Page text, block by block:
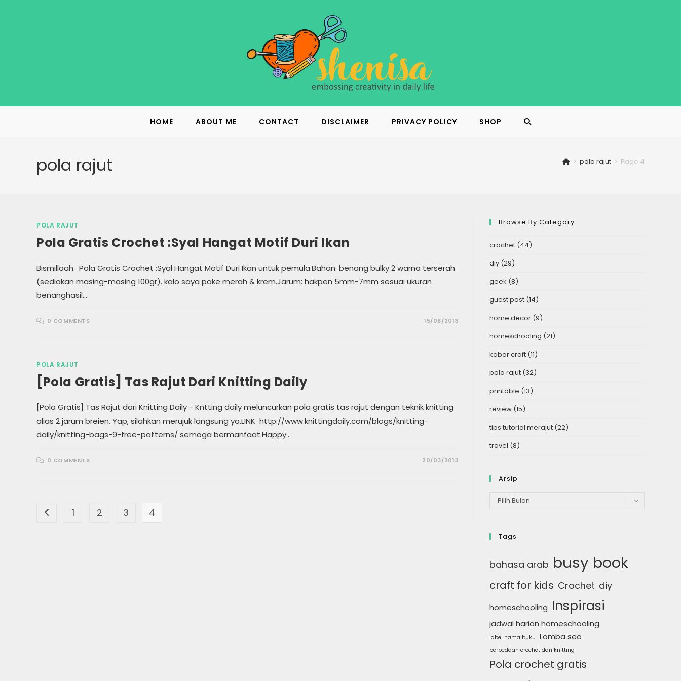
HOME ABOUT ME CONTACT DISCLAIMER PRIVACY POLICY SHOP TOGGLE
pola rajut > pola rajut > Page 4
POLA RAJUT
Pola Gratis Crochet :Syal Hangat Motif Duri Ikan
Bismillaah. Pola Gratis Crochet :Syal Hangat Motif Duri Ikan untuk pemula.Bahan: benang bulky 2 warna terserah
(sediakan masing-masing 100gr). kalo saya pake merah & krem.Jarum: hakpen 5mm-7mm sesuai ukuran
benanghasil…
0 COMMENTS 15/08/2013
POLA RAJUT
[Pola Gratis] Tas Rajut Dari Knitting Daily
[Pola Gratis] Tas Rajut dari Knitting Daily - Kntting daily meluncurkan pola gratis tas rajut dengan teknik knitting
alias 2 jarum breien. Yap, silahkan merujuk langsung ya.LINK http://www.knittingdaily.com/blogs/knitting-
daily/knitting-bags-9-free-patterns/ semoga bermanfaat.Happy…
0 COMMENTS 20/03/2013
Go to the previous page
1 2 3 4
Browse By Category
crochet (44)
diy (29)
geek (8)
guest post (14)
home decor (9)
homeschooling (21)
kabar craft (11)
pola rajut (32)
printable (13)
review (15)
tips tutorial merajut (22)
travel (8)
Arsip
Arsip
Pilih Bulan
Tags
bahasa arab busy book
craft for kids Crochet diy
homeschooling Inspirasi
jadwal harian homeschooling
label nama buku Lomba seo
perbedaan crochet dan knitting
Pola crochet gratis